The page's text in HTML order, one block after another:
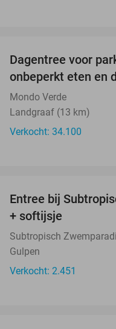
Dagentree voor
onbeperkt eten en
Mondo Verde
Landgraaf (13 km)
Verkocht: 34.100
Entree bij
+ softijsje
Subtropisch
Gulpen
Verkocht: 2.451